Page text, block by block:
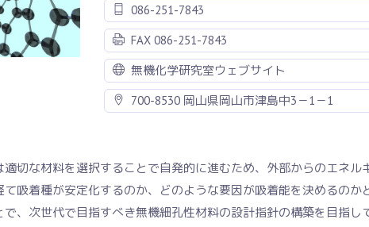
086-251-7843
FAX 086-251-7843
無機化学研究室ウェブサイト
700-8530 岡山県岡山市津島中3－1－1
切な材料を選択することで自発的に進むため、外部からのエネ
吸着種が安定化するのか、どのような要因が吸着能を決めるの
、次世代で目指すべき無機細孔性材料の設計指針の構築を目指し